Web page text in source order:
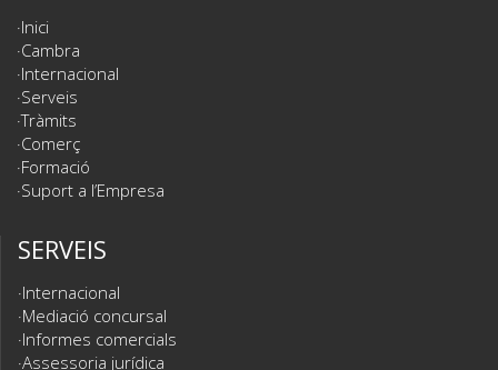
Inici
Cambra
Internacional
Serveis
Tràmits
Comerç
Formació
Suport a l’Empresa
SERVEIS
Internacional
Mediació concursal
Informes comercials
Assessoria jurídica